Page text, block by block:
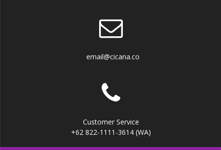
email@cicana.co
Customer Service
+62 822-1111-3614 (WA)